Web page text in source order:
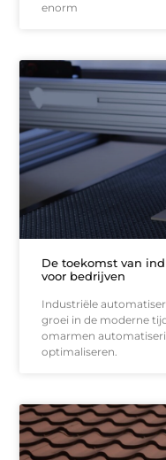
enorm
De toekomst van
voor bedrijven
Industriële
groei in de moderne
omarmen
optimaliseren.